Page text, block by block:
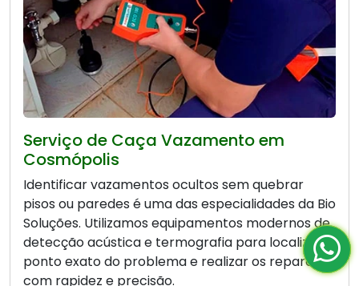
Serviço de Caça Vazamento em
Cosmópolis
Identificar vazamentos ocultos sem quebrar
pisos ou paredes é uma das especialidades da Bio
Soluções. Utilizamos equipamentos modernos de
detecção acústica e termografia para localizar o
ponto exato do problema e realizar os reparos
com rapidez e precisão.